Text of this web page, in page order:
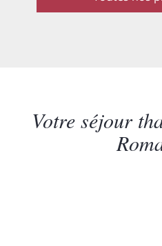
Votre séjour